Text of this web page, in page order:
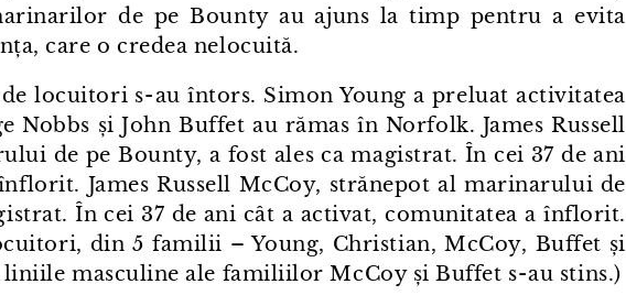
de pe Bounty au ajuns la timp pentru a evita
care o credea nelocuită.
locuitori s⁠-⁠au întors. Simon Young a preluat activitatea
Nobbs și John Buffet au rămas în Norfolk. James Russell
de pe Bounty, a fost ales ca magistrat. În cei 37 de ani
James Russell McCoy, strănepot al marinarului de
În cei 37 de ani cât a activat, comunitatea a înflorit.
din 5 familii – Young, Christian, McCoy, Buffet și
masculine ale familiilor McCoy și Buffet s⁠-⁠au stins.)